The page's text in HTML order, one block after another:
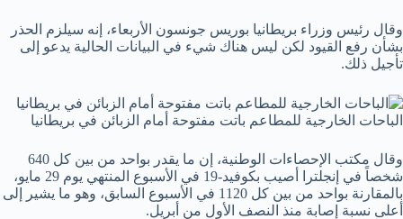
وقال رئيس وزراء بريطانيا بوريس جونسون الأربعاء، إنه سيلزم الحذر
بشأن رفع القيود لكن ليس هناك شيء في البيانات الحالية يدعو إلى
تأجيل ذلك.
الباحات الخارجية للمطاعم باتت مفتوحة أمام الزبائن في بريطانيا
وقال مكتب الإحصاءات الوطنية، إن ما يقدر بواحد من بين كل 640
شخصاً في إنجلترا أصيب بكوفيد-19 في الأسبوع المنتهي يوم 29 مايو،
بالمقارنة بواحد من بين كل 1120 في الأسبوع السابق، وهو ما يشير إلى
أعلى نسبة إصابة منذ النصف الأول من أبريل.